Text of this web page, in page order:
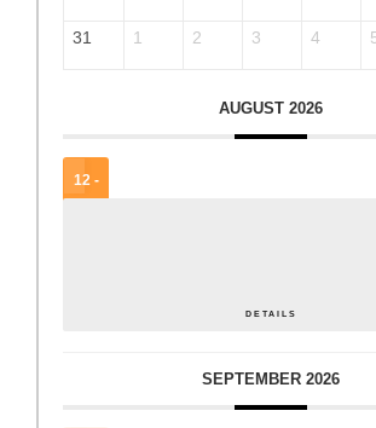
31 1 2 3 4
AUGUST 2026
12 -
DETAILS
SEPTEMBER 2026